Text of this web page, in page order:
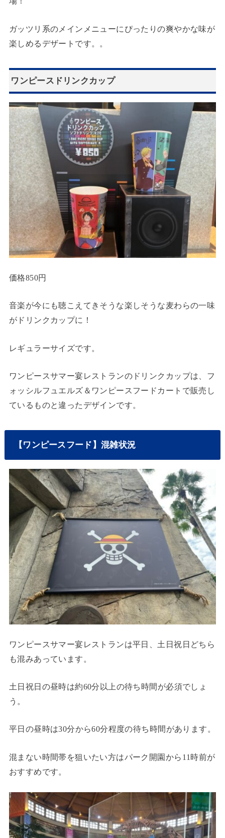
ガッツリ系のメインメニューにぴったりの爽やかな味が
楽しめるデザートです。。
ワンピースドリンクカップ
価格850円
音楽が今にも聴こえてきそうな楽しそうな麦わらの一味
がドリンクカップに！
レギュラーサイズです。
ワンピースサマー宴レストランのドリンクカップは、フ
ォッシルフュエルズ＆ワンピースフードカートで販売し
ているものと違ったデザインです。
【ワンピースフード】混雑状況
ワンピースサマー宴レストランは平日、土日祝日どちら
も混みあっています。
土日祝日の昼時は約60分以上の待ち時間が必須でしょ
う。
平日の昼時は30分から60分程度の待ち時間があります。
混まない時間帯を狙いたい方はパーク開園から11時前が
おすすめです。